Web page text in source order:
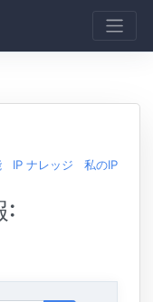
IP ナレッジ 私のIP
: